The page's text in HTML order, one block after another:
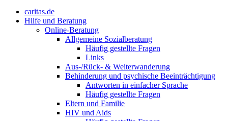
caritas.de
Hilfe und Beratung
Online-Beratung
Allgemeine Sozialberatung
Häufig gestellte Fragen
Links
Aus-/Rück- & Weiterwanderung
Behinderung und psychische Beeinträchtigung
Antworten in einfacher Sprache
Häufig gestellte Fragen
Eltern und Familie
HIV und Aids